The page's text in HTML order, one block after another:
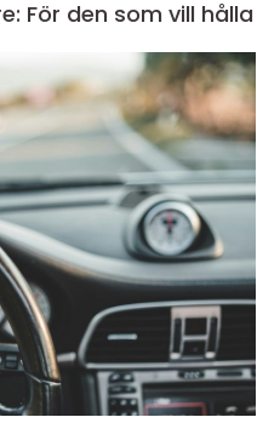
För den som vill hålla